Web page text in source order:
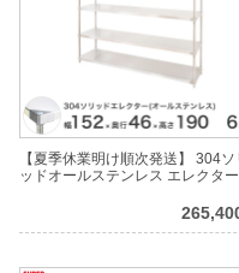
【夏季休業明け順次発送】 304ソ
ッドオールステンレス エレクタ
46.1cmx高さ189.2cm PSポール
カスト・アジャストボルト付 6段